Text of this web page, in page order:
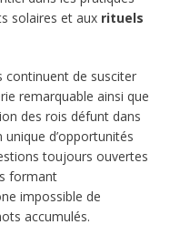
solaires et aux rituels
continuent de susciter
remarquable ainsi que
des rois défunt dans
d’opportunités
toujours ouvertes
formant
impossible de
accumulés.